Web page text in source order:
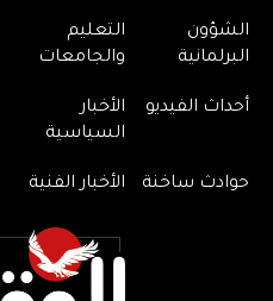
الشؤون
البرلمانية
التعليم
والجامعات
أحداث الفيديو
الأخبار
السياسية
حوادث ساخنة الأخبار الفنية